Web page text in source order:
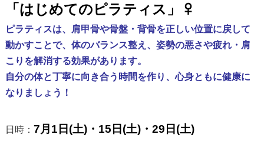
「はじめてのピラティス」‍♀
ピラティスは、肩甲骨や骨盤・背骨を正しい位置に戻して
動かすことで、体のバランス整え、姿勢の悪さや疲れ・肩
こりを解消する効果があります。
自分の体と丁寧に向き合う時間を作り、心身ともに健康に
なりましょう！
日時： 7月1日(土)・15日(土)・29日(土)